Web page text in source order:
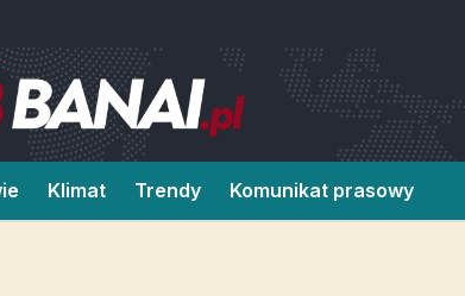
Klimat Trendy Komunikat prasowy